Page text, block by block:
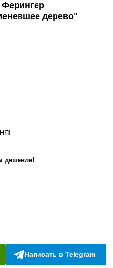
дерево"
дешевле!
Написать в Telegram